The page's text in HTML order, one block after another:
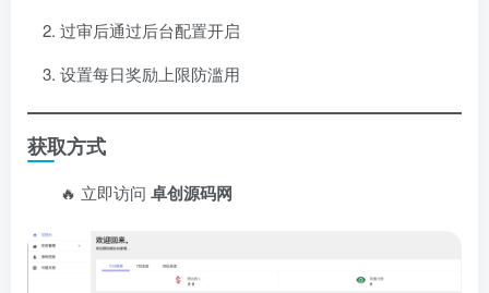
过审后通过后台配置开启
设置每日奖励上限防滥用
获取方式
🔥 立即访问 ​ 卓创源码网